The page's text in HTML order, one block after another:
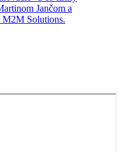
Jančom a
M2M Solutions.